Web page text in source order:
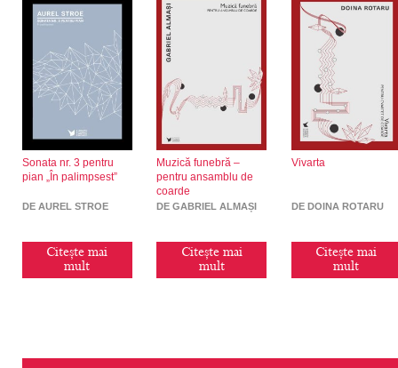
Sonata nr. 3 pentru
pian „În palimpsest”
DE AUREL STROE
Citește mai
mult
Muzică funebră –
pentru ansamblu de
coarde
DE GABRIEL ALMAȘI
Citește mai
mult
Vivarta
DE DOINA ROTARU
Citește mai
mult